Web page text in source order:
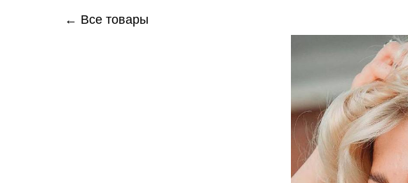
← Все товары